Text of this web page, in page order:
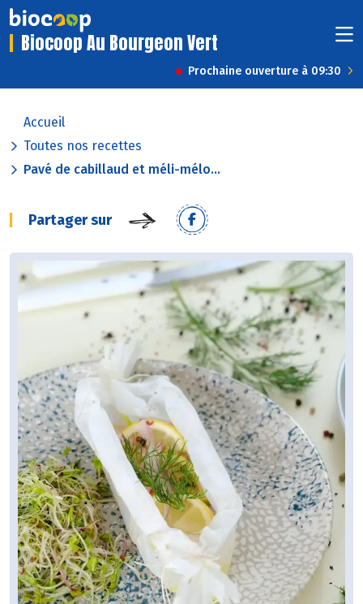
Biocoop Au Bourgeon Vert
Prochaine ouverture à 09:30
Accueil
Toutes nos recettes
Pavé de cabillaud et méli-mélo...
Partager sur